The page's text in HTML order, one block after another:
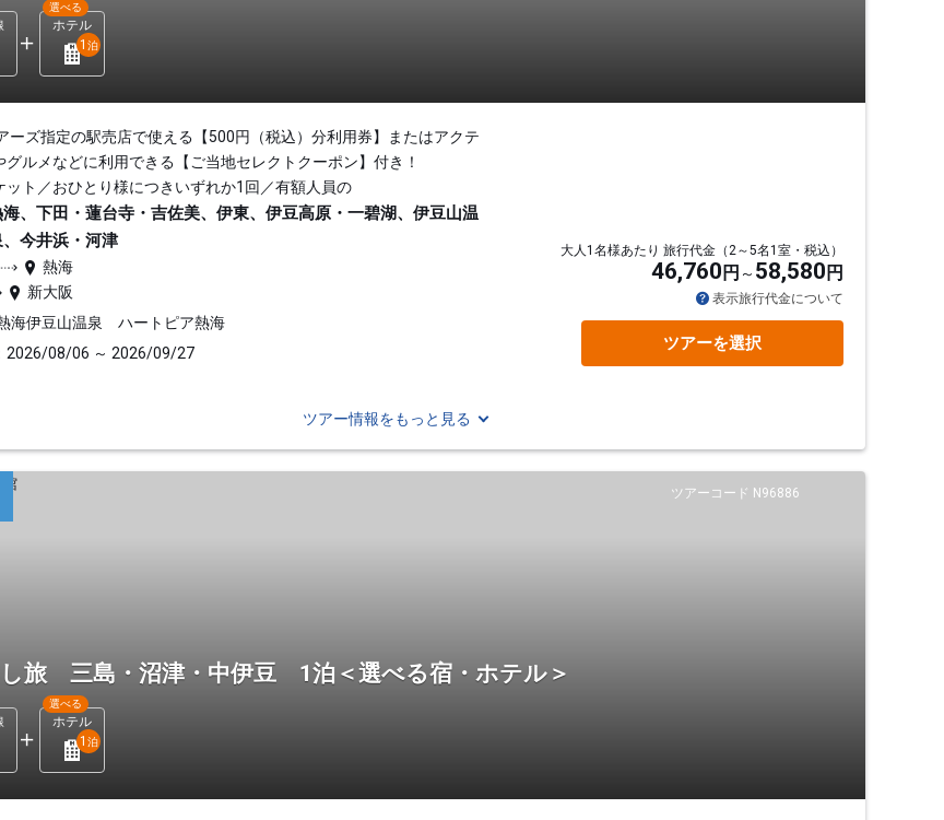
ホテル
選べる
1 泊
ーズ指定の駅売店で使える【500円（税込）分利用券】またはアクテ
グルメなどに利用できる【ご当地セレクトクーポン】付き！
ット／おひとり様につきいずれか1回／有額人員の
海、下田・蓮台寺・吉佐美、伊東、伊豆高原・一碧湖、伊豆山温
、今井浜・河津
熱海
新大阪
海伊豆山温泉 ハートピア熱海
2026/08/06 ～ 2026/09/27
大人1名様あたり 旅行代金（2～5名1室・税込）
46,760 円 58,580 円
表示旅行代金について
ツアーを選択
ツアー情報をもっと見る
ツアーコード N96886
旅 三島・沼津・中伊豆 1泊＜選べる宿・ホテル＞
ホテル
選べる
1 泊